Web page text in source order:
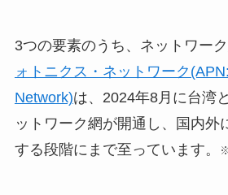
3つの要素のうち、ネットワー
ォトニクス・ネットワーク
Network)は、2024年8月に台湾
ットワーク網が開通し、国内外
する段階にまで至っています。